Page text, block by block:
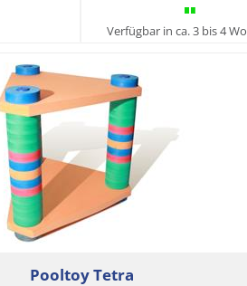
Verfügbar in ca. 3 bis 4
Pooltoy Tetra